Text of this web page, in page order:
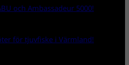
och Ambassadeur 5000!
för tjuvfiske i Värmland!